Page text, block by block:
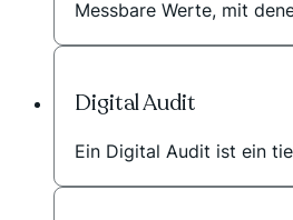
Messbare Werte, mit
Digital Audit
Ein Digital Audit ist ein